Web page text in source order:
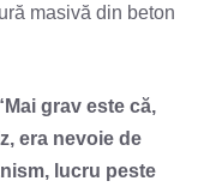
masivă din beton
grav este că,
era nevoie de
lucru peste